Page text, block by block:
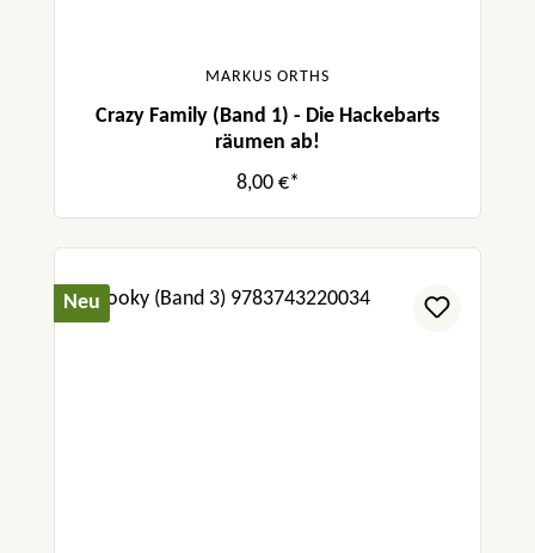
MARKUS ORTHS
Crazy Family (Band 1) - Die Hackebarts
räumen ab!
8,00 €*
Neu